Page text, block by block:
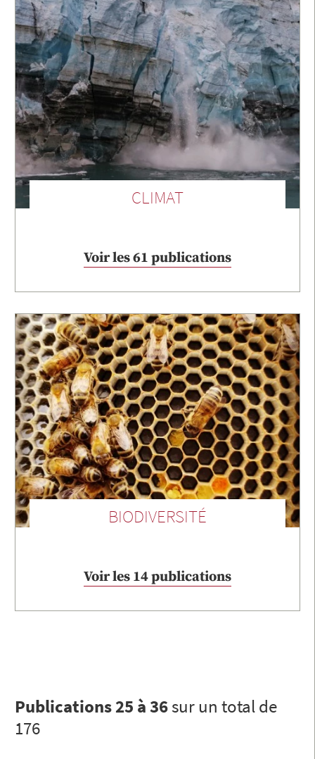
CLIMAT
Voir les 61 publications
BIODIVERSITÉ
Voir les 14 publications
Publications 25 à 36sur un total de
176